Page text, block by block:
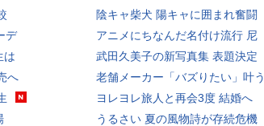
デ
は
へ
陰キャ柴犬 陽キャに囲まれ奮闘
アニメにちなんだ名付け流行 尼
武田久美子の新写真集 表題決定
老舗メーカー「バズりたい」叶う
ヨレヨレ旅人と再会3度 結婚へ
うるさい 夏の風物詩が存続危機